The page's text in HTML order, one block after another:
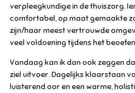
verpleegkundige in de thuiszorg.
comfortabel, op maat gemaakte
zijn/haar meest vertrouwde
veel voldoening tijdens het
Vandaag kan ik dan ook zeggen
ziel uitvoer. Dagelijks klaarstaan
luisterend oor en een warme,